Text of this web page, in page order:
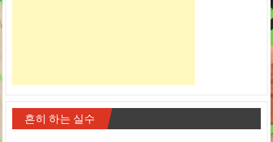
흔히 하는 실수